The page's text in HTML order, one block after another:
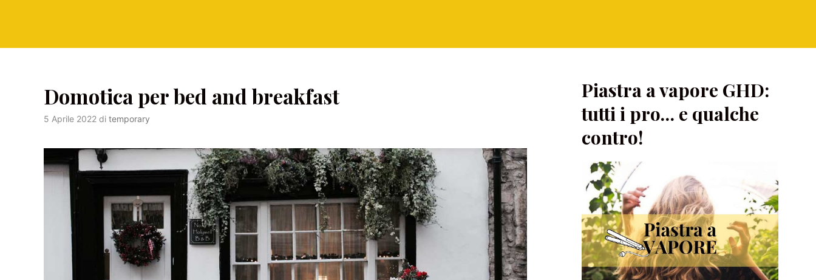
Domotica per bed and breakfast
5 Aprile 2022 di temporary
Piastra a vapore GHD:
tutti i pro… e qualche
contro!